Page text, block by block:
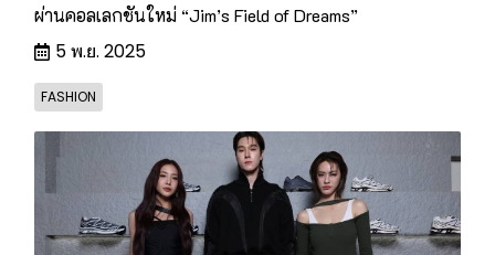
ผ่านคอลเลกชันใหม่ “Jim’s Field of Dreams”
5 พ.ย. 2025
FASHION